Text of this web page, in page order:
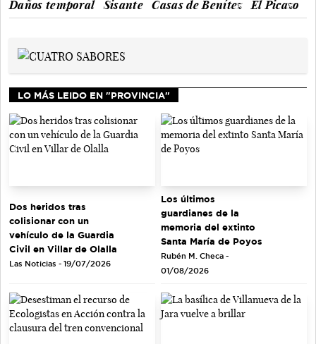
Daños temporal
Sisante Casas de Benítez El Picazo
LO MÁS LEIDO EN "PROVINCIA"
Dos heridos tras
colisionar con un
vehículo de la Guardia
Civil en Villar de Olalla
Las Noticias - 19/07/2026
Los últimos
guardianes de la
memoria del extinto
Santa María de Poyos
Rubén M. Checa -
01/08/2026